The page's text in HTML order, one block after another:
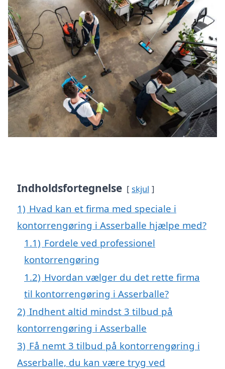
Indholdsfortegnelse skjul
1) Hvad kan et firma med speciale i
kontorrengøring i Asserballe hjælpe med?
1.1) Fordele ved professionel
kontorrengøring
1.2) Hvordan vælger du det rette firma
til kontorrengøring i Asserballe?
2) Indhent altid mindst 3 tilbud på
kontorrengøring i Asserballe
3) Få nemt 3 tilbud på kontorrengøring i
Asserballe, du kan være tryg ved